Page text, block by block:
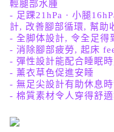
輕腿部水腫
- 足踝21hPa · 小腿
計, 改善腳部循環, 幫助
- 全脚体設計, 令全足得
- 消除腳部疲勞, 起床
- 彈性設計能配合睡眠
- 薰衣草色促進安睡
- 無足尖設計有助休息
- 棉質素材令人穿得舒